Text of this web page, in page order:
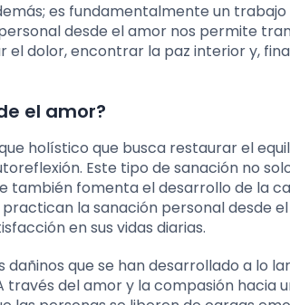
es fundamentalmente un
desde el amor nos permite
dolor, encontrar la paz interior y,
el amor?
holístico que busca restaurar el
Este tipo de sanación no
también fomenta el desarrollo de la
la sanación personal desde
en sus vidas diarias.
que se han desarrollado a lo
del amor y la compasión hacia